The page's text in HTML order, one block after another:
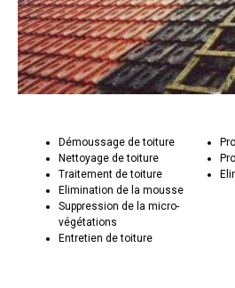
Démoussage de toiture
Nettoyage de toiture
Traitement de toiture
Elimination de la mousse
Suppression de la micro-
végétations
Entretien de toiture